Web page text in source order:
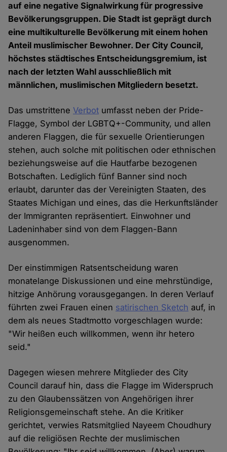
auf eine negative Signalwirkung für progressive
Bevölkerungsgruppen. Die Stadt ist geprägt durch
eine multikulturelle Bevölkerung mit einem hohen
Anteil muslimischer Bewohner. Der City Council,
höchstes städtisches Entscheidungsgremium, ist
nach der letzten Wahl ausschließlich mit
männlichen, muslimischen Mitgliedern besetzt.
Das umstritteneVerbot umfasst neben der Pride-
Flagge, Symbol der LGBTQ+-Community, und allen
anderen Flaggen, die für sexuelle Orientierungen
stehen, auch solche mit politischen oder ethnischen
beziehungsweise auf die Hautfarbe bezogenen
Botschaften. Lediglich fünf Banner sind noch
erlaubt, darunter das der Vereinigten Staaten, des
Staates Michigan und eines, das die Herkunftsländer
der Immigranten repräsentiert. Einwohner und
Ladeninhaber sind von dem Flaggen-Bann
ausgenommen.
Der einstimmigen Ratsentscheidung waren
monatelange Diskussionen und eine mehrstündige,
hitzige Anhörung vorausgegangen. In deren Verlauf
führten zwei Frauen einen satirischen Sketch auf, in
dem als neues Stadtmotto vorgeschlagen wurde:
"Wir heißen euch willkommen, wenn ihr hetero
seid."
Dagegen wiesen mehrere Mitglieder des City
Council darauf hin, dass die Flagge im Widerspruch
zu den Glaubenssätzen von Angehörigen ihrer
Religionsgemeinschaft stehe. An die Kritiker
gerichtet, verwies Ratsmitglied Nayeem Choudhury
auf die religiösen Rechte der muslimischen